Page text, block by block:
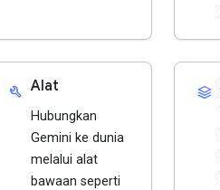
build Alat
Hubungkan
Gemini ke dunia
melalui alat
bawaan seperti
stacks